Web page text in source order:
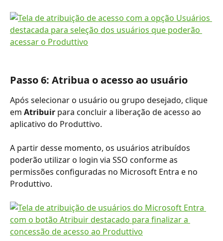
Passo 6: Atribua o acesso ao usuário
Após selecionar o usuário ou grupo desejado, clique
em Atribuir para concluir a liberação de acesso ao
aplicativo do Produttivo.
A partir desse momento, os usuários atribuídos
poderão utilizar o login via SSO conforme as
permissões configuradas no Microsoft Entra e no
Produttivo.